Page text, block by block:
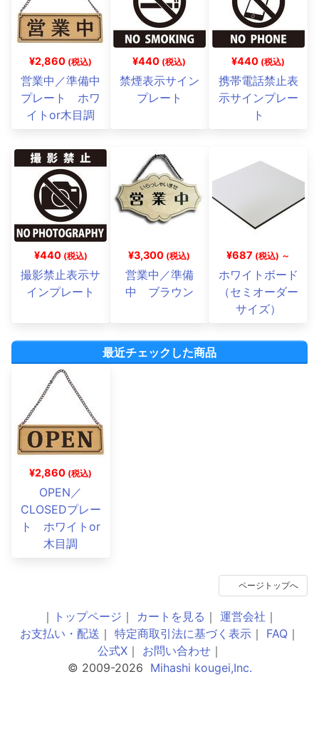
¥2,860 (税込)
営業中／準備中
プレート ホワ
イトor木目調
¥440 (税込)
禁煙表示サイン
プレート
¥440 (税込)
携帯電話禁止表
示サインプレー
ト
¥440 (税込)
撮影禁止表示サ
インプレート
¥3,300 (税込)
営業中／準備
中 ブラウン
¥687 (税込) ～
ホワイトボード
（セミオーダー
サイズ）
最近チェックした商品
¥2,860 (税込)
OPEN／
CLOSEDプレー
ト ホワイトor
木目調
ページトップへ
｜ トップページ ｜ カートを見る ｜ 運営会社 ｜
お支払い・配送 ｜ 特定商取引法に基づく表示 ｜ FAQ ｜
公式X｜ お問い合わせ｜
© 2009-2026 Mihashi kougei,Inc.